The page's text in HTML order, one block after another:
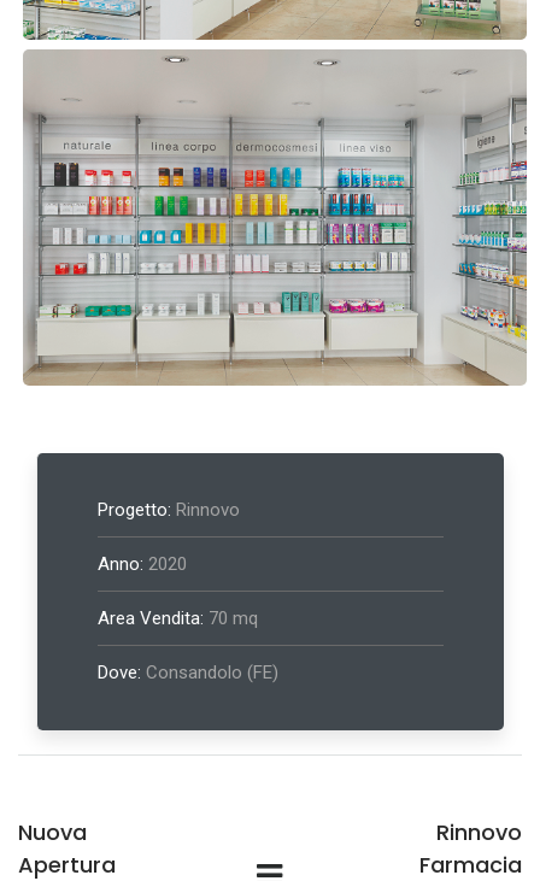
Progetto: Rinnovo
Anno: 2020
Area Vendita: 70 mq
Dove: Consandolo (FE)
Nuova
Apertura
Rinnovo
Farmacia